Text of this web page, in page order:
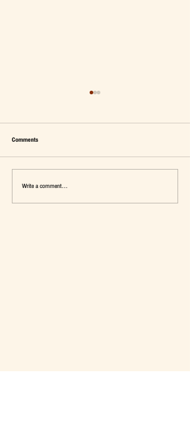
เมื่อ Self-concept ถูกเติมเต็ม Fashion อาจ
จะไม่ใช่คำตอบ
Comments
Write a comment...